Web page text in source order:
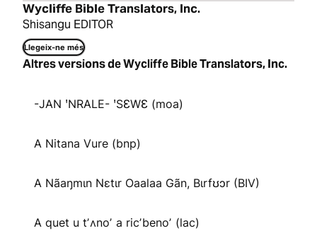
Wycliffe Bible Translators, Inc.
Shisangu EDITOR
Llegeix-ne més
Altres versions de Wycliffe Bible Translators, Inc.
-JAN ꞌNRALE- ꞌSƐWƐ (moa)
A Nitana Vure (bnp)
A Nãaŋmɩn Nɛtɩr Oaalaa Gãn, Bɩrfʊɔr (BIV)
A quet u tʼʌnoʼ a ricʼbenoʼ (lac)